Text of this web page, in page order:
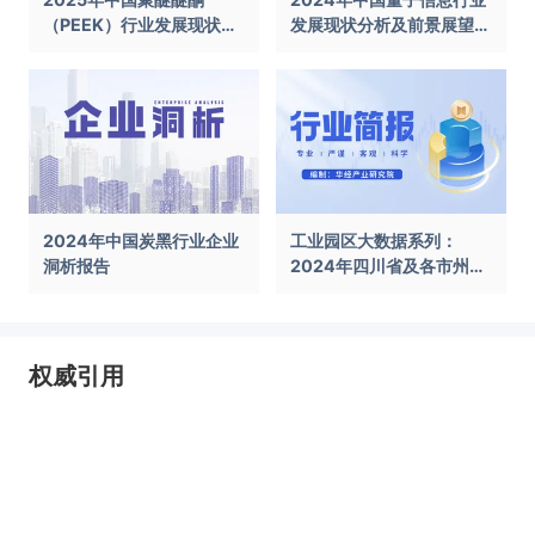
（PEEK）行业发展现状及
发展现状分析及前景展望报
2024年中国炭黑行业企业
洞析报告
工业园区大数据系列：
2024年四川省及各市州工
权威引用